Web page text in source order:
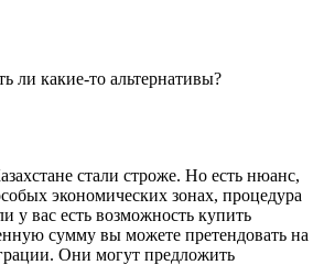
ли какие-то альтернативы?
стали строже. Но есть нюанс,
экономических зонах, процедура
у вас есть возможность купить
сумму вы можете претендовать на
Они могут предложить